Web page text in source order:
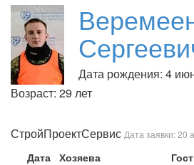
Дата рождения: 4
Возраст: 29 лет
СтройПроектСервис Дата заявки: 20
Дата Хозяева